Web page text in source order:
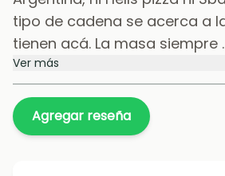
tipo de cadena se acerca a
tienen acá. La masa siempre
Ver más
Agregar reseña